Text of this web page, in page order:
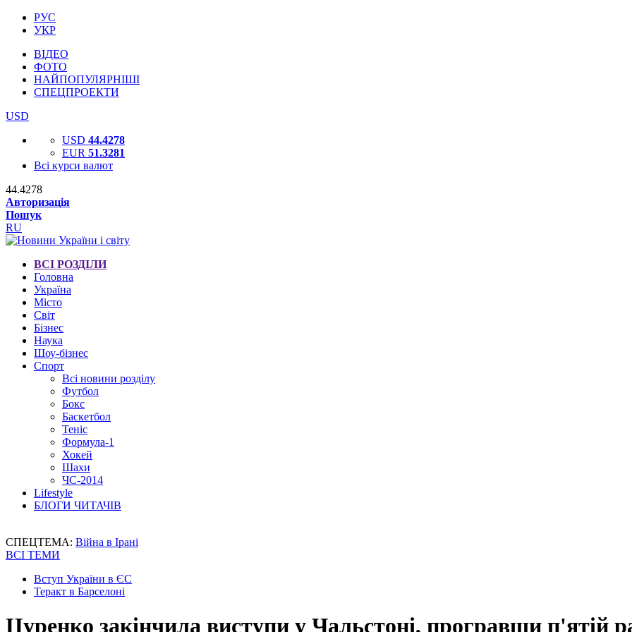
РУС
УКР
ВІДЕО
ФОТО
НАЙПОПУЛЯРНІШІ
СПЕЦПРОЕКТИ
USD
USD 44.4278
EUR 51.3281
Всі курси валют
44.4278
Авторизація
Пошук
RU
ВСІ РОЗДІЛИ
Головна
Україна
Місто
Світ
Бізнес
Наука
Шоу-бізнес
Спорт
Всі новини розділу
Футбол
Бокс
Баскетбол
Теніс
Формула-1
Хокей
Шахи
ЧС-2014
Lifestyle
БЛОГИ ЧИТАЧІВ
СПЕЦТЕМА: Війна в Ірані
ВСІ ТЕМИ
Вступ України в ЄС
Теракт в Барселоні
Цуренко закінчила виступи у Чальстоні, програвши п'ятій